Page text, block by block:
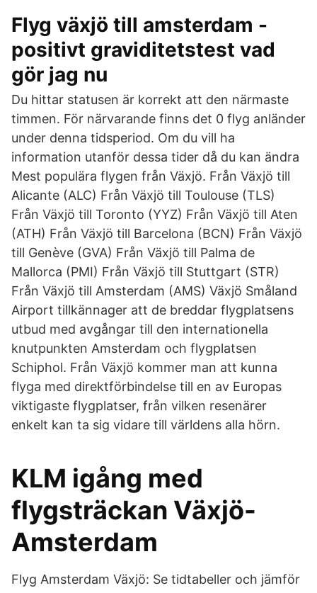
Flyg växjö till amsterdam -
positivt graviditetstest vad
gör jag nu
Du hittar statusen är korrekt att den närmaste
timmen. För närvarande finns det 0 flyg anländer
under denna tidsperiod. Om du vill ha
information utanför dessa tider då du kan ändra
Mest populära flygen från Växjö. Från Växjö till
Alicante (ALC) Från Växjö till Toulouse (TLS)
Från Växjö till Toronto (YYZ) Från Växjö till Aten
(ATH) Från Växjö till Barcelona (BCN) Från Växjö
till Genève (GVA) Från Växjö till Palma de
Mallorca (PMI) Från Växjö till Stuttgart (STR)
Från Växjö till Amsterdam (AMS) Växjö Småland
Airport tillkännager att de breddar flygplatsens
utbud med avgångar till den internationella
knutpunkten Amsterdam och flygplatsen
Schiphol. Från Växjö kommer man att kunna
flyga med direktförbindelse till en av Europas
viktigaste flygplatser, från vilken resenärer
enkelt kan ta sig vidare till världens alla hörn.
KLM igång med
flygsträckan Växjö-
Amsterdam
Flyg Amsterdam Växjö: Se tidtabeller och jämför